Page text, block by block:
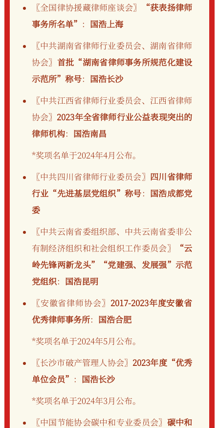
〖全国律协援藏律师座谈会〗
“获表扬律师
事务所名单” ： 国浩上海
〖中共湖南省律师行业委员会、湖南省律师
协会〗 首批“湖南省律师事务所规范化建设
示范所”称号： 国浩长沙
〖中共江西省律师行业委员会、江西省律师
协会〗 2023年全省律师行业公益表现突出的
律师机构： 国浩南昌
*奖项名单于2024年4月公布。
〖中共四川省律师行业委员会〗 四川省律师
行业“先进基层党组织”称号： 国浩成都党
委
〖中共云南省委组织部、中共云南省委非公
有制经济组织和社会组织工作委员会〗
“云
岭先锋两新龙头”“党建强、发展强”示范
党组织： 国浩昆明
〖安徽省律师协会〗 2017-2023年度安徽省
优秀律师事务所： 国浩合肥
*奖项名单于2024年5月公布。
〖长沙市破产管理人协会〗 2023年度“优秀
单位会员” ： 国浩长沙
*奖项名单于2024年3月公布。
〖中国节能协会碳中和专业委员会〗 碳中和